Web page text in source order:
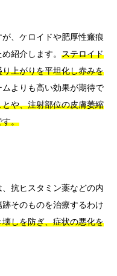
、ケロイドや肥厚性瘢痕
紹介します。 ステロイド
上がりを平坦化し赤みを
ムよりも高い効果が期待で
や、注射部位の皮膚萎縮
す。
抗ヒスタミン薬などの内
そのものを治療するわけ
しを防ぎ、症状の悪化を